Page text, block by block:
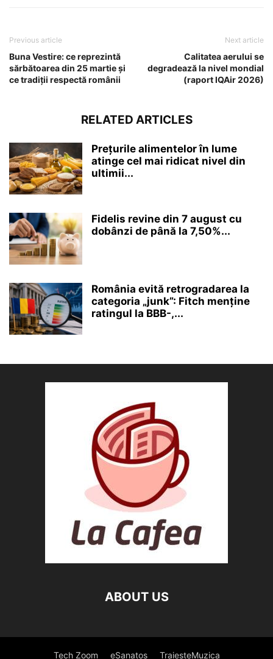
Previous article
Buna Vestire: ce reprezintă
sărbătoarea din 25 martie și
ce tradiții respectă românii
Next article
Calitatea aerului se
degradează la nivel mondial
(raport IQAir 2026)
RELATED ARTICLES
Prețurile alimentelor în lume
atinge cel mai ridicat nivel din
ultimii...
Fidelis revine din 7 august cu
dobânzi de până la 7,50%...
România evită retrogradarea la
categoria „junk”: Fitch menține
ratingul la BBB-,...
ABOUT US
Tech Zoom eSanatos TraiesteMuzica